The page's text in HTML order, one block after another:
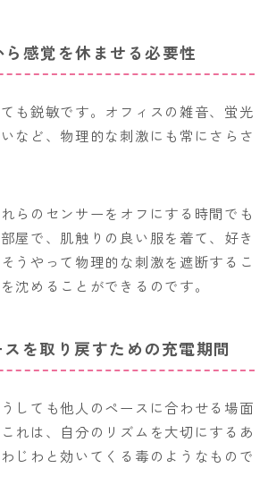
感覚を休ませる必要性
も鋭敏です。オフィスの雑音、蛍光
など、物理的な刺激にも常にさらさ
らのセンサーをオフにする時間でも
屋で、肌触りの良い服を着て、好き
うやって物理的な刺激を遮断するこ
沈めることができるのです。
を取り戻すための充電期間
しても他人のペースに合わせる場面
れは、自分のリズムを大切にするあ
じわと効いてくる毒のようなもので